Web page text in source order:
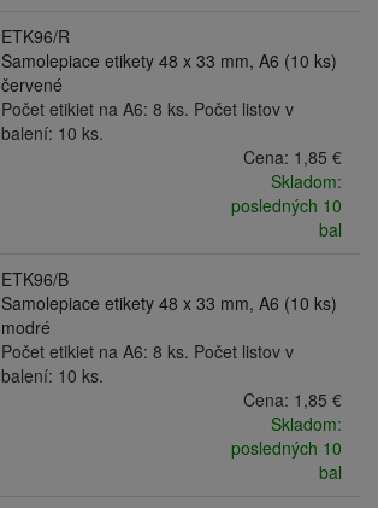
ETK96/R
Samolepiace etikety 48 x 33 mm, A6 (10 ks)
červené
Počet etikiet na A6: 8 ks. Počet listov v
balení: 10 ks.
Cena: 1,85 €
Skladom:
posledných 10
bal
ETK96/B
Samolepiace etikety 48 x 33 mm, A6 (10 ks)
modré
Počet etikiet na A6: 8 ks. Počet listov v
balení: 10 ks.
Cena: 1,85 €
Skladom:
posledných 10
bal